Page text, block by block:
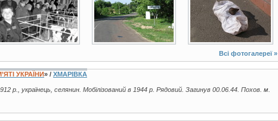
Всі фотогалереї »
УКРАЇНИ» / ХМАРІВКА
р., українець, селянин. Мобілізований в 1944 р. Рядовий. Загинув 00.06.44. Похов. м.